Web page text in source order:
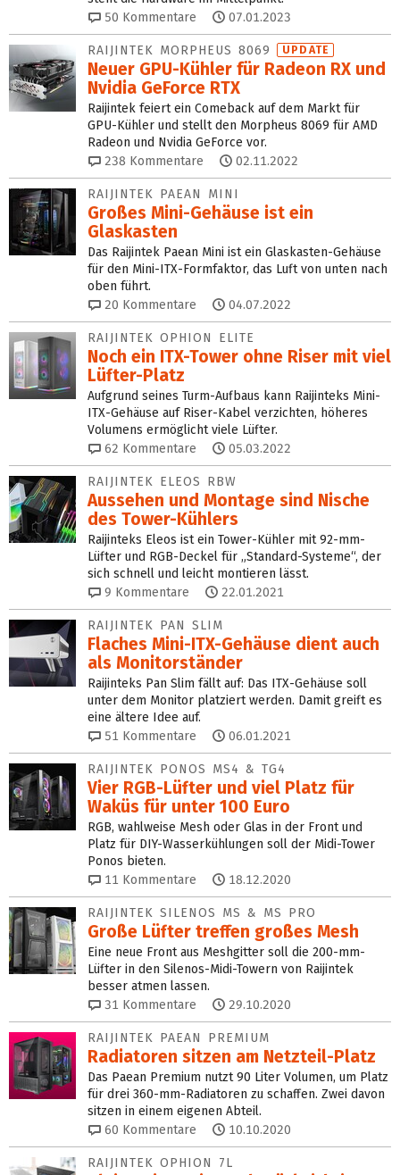
50 Kommentare 07.01.2023
RAIJINTEK MORPHEUS 8069 UPDATE
Neuer GPU-Kühler für Radeon RX und
Nvidia GeForce RTX
Raijintek feiert ein Comeback auf dem Markt für
GPU-Kühler und stellt den Morpheus 8069 für AMD
Radeon und Nvidia GeForce vor.
238 Kommentare 02.11.2022
RAIJINTEK PAEAN MINI
Großes Mini-Gehäuse ist ein
Glaskasten
Das Raijintek Paean Mini ist ein Glaskasten-Gehäuse
für den Mini-ITX-Formfaktor, das Luft von unten nach
oben führt.
20 Kommentare 04.07.2022
RAIJINTEK OPHION ELITE
Noch ein ITX-Tower ohne Riser mit viel
Lüfter-Platz
Aufgrund seines Turm-Aufbaus kann Raijinteks Mini-
ITX-Gehäuse auf Riser-Kabel verzichten, höheres
Volumens ermöglicht viele Lüfter.
62 Kommentare 05.03.2022
RAIJINTEK ELEOS RBW
Aussehen und Montage sind Nische
des Tower-Kühlers
Raijinteks Eleos ist ein Tower-Kühler mit 92-mm-
Lüfter und RGB-Deckel für „Standard-Systeme“, der
sich schnell und leicht montieren lässt.
9 Kommentare 22.01.2021
RAIJINTEK PAN SLIM
Flaches Mini-ITX-Gehäuse dient auch
als Monitorständer
Raijinteks Pan Slim fällt auf: Das ITX-Gehäuse soll
unter dem Monitor platziert werden. Damit greift es
eine ältere Idee auf.
51 Kommentare 06.01.2021
RAIJINTEK PONOS MS4 & TG4
Vier RGB-Lüfter und viel Platz für
Waküs für unter 100 Euro
RGB, wahlweise Mesh oder Glas in der Front und
Platz für DIY-Wasserkühlungen soll der Midi-Tower
Ponos bieten.
11 Kommentare 18.12.2020
RAIJINTEK SILENOS MS & MS PRO
Große Lüfter treffen großes Mesh
Eine neue Front aus Meshgitter soll die 200-mm-
Lüfter in den Silenos-Midi-Towern von Raijintek
besser atmen lassen.
31 Kommentare 29.10.2020
RAIJINTEK PAEAN PREMIUM
Radiatoren sitzen am Netzteil-Platz
Das Paean Premium nutzt 90 Liter Volumen, um Platz
für drei 360-mm-Radiatoren zu schaffen. Zwei davon
sitzen in einem eigenen Abteil.
60 Kommentare 10.10.2020
RAIJINTEK OPHION 7L